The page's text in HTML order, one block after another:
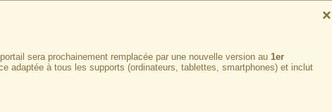
×
sera prochainement remplacée par une nouvelle version au 1er
adaptée à tous les supports (ordinateurs, tablettes, smartphones) et inclut